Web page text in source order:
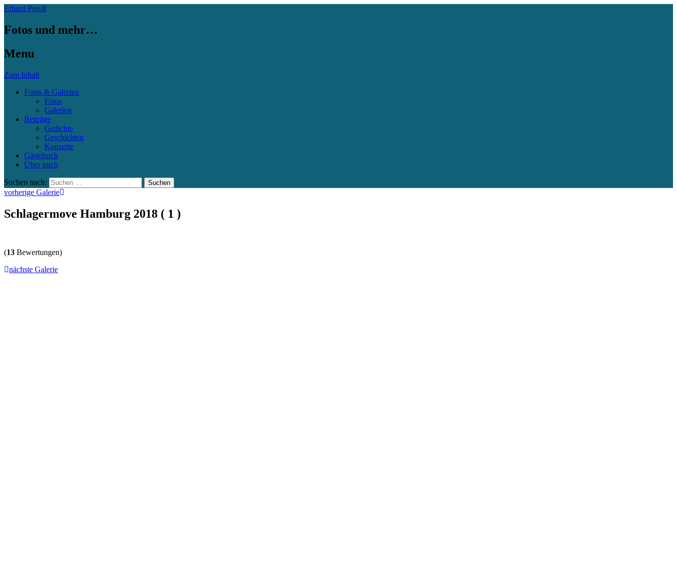
Erhard Preuß
Fotos und mehr…
Menu
Zum Inhalt
Fotos & Galerien
Fotos
Galerien
Beiträge
Gedichte
Geschichten
Konzerte
Gästebuch
Über mich
Suchen nach:
vorherige Galerie
Schlagermove Hamburg 2018 ( 1 )
(13 Bewertungen)
nächste Galerie